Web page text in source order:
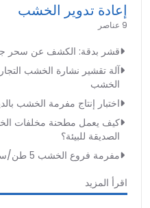
إعادة تدوير الخشب
9 عناصر
قشر بدقة: الكشف عن سحر
آلة تقشير نشارة الخشب
الخشب
اختبار إنتاج مفرمة الخشب بالديزل 600
كيف يعمل مطحنة مخلفات
الصديقة للبيئة؟
مفرمة فروع الخشب 5 طن/ساعه لإدارة النفايات بسهولة
اقرأ المزيد